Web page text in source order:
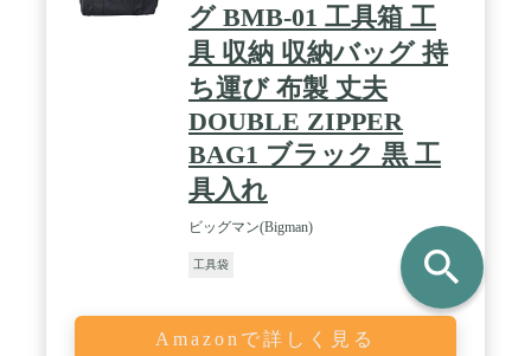
グ BMB-01 工具箱 工
具 収納 収納バッグ 持
ち運び 布製 丈夫
DOUBLE ZIPPER
BAG1 ブラック 黒 工
具入れ
ビッグマン(Bigman)
工具袋
Amazonで詳しく見る
search